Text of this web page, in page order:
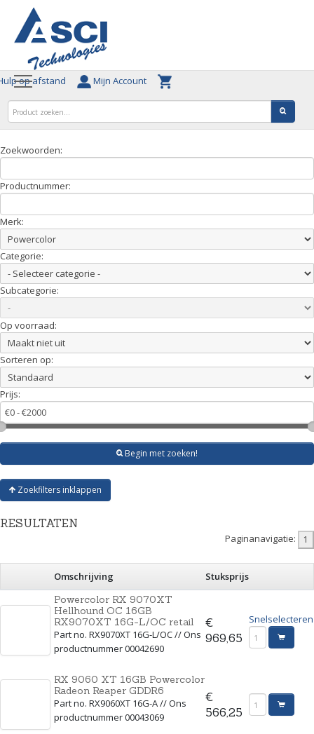
op afstand Mijn Account
Zoekwoorden:
Productnummer:
Merk:
Categorie:
Subcategorie:
Op voorraad:
Sorteren op:
Prijs:
Begin met zoeken!
Zoekfilters inklappen
RESULTATEN
Paginanavigatie:
Omschrijving
Stuksprijs
Powercolor RX 9070XT
Hellhound OC 16GB
RX9070XT 16G-L/OC retail
Part no. RX9070XT 16G-L/OC // Ons
productnummer 00042690
€
969,65
Snelselecteren
RX 9060 XT 16GB Powercolor
Radeon Reaper GDDR6
Part no. RX9060XT 16G-A // Ons
productnummer 00043069
€
566,25